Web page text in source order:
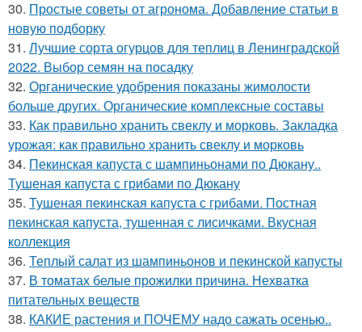
30. Простые советы от агронома. Добавление статьи в
новую подборку
31. Лучшие сорта огурцов для теплиц в Ленинградской
2022. Выбор семян на посадку
32. Органические удобрения показаны жимолости
больше других. Органические комплексные составы
33. Как правильно хранить свеклу и морковь. Закладка
урожая: как правильно хранить свеклу и морковь
34. Пекинская капуста с шампиньонами по Дюкану..
Тушеная капуста с грибами по Дюкану
35. Тушеная пекинская капуста с грибами. Постная
пекинская капуста, тушенная с лисичками. Вкусная
коллекция
36. Теплый салат из шампиньонов и пекинской капусты
37. В томатах белые прожилки причина. Нехватка
питательных веществ
38. КАКИЕ растения и ПОЧЕМУ надо сажать осенью..